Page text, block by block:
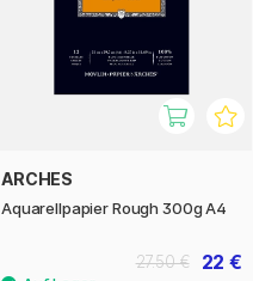
ARCHES
Aquarellpapier Rough 300g A4
22 €
27.50 €